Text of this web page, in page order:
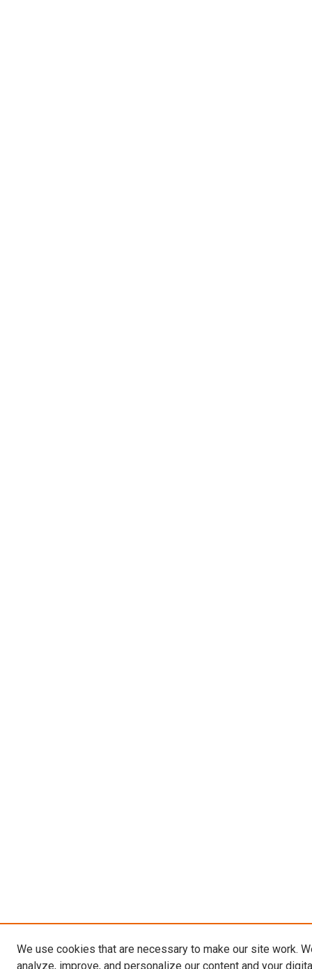
We use cookies that are necessary to make our site work.
analyze, improve, and personalize our content and your